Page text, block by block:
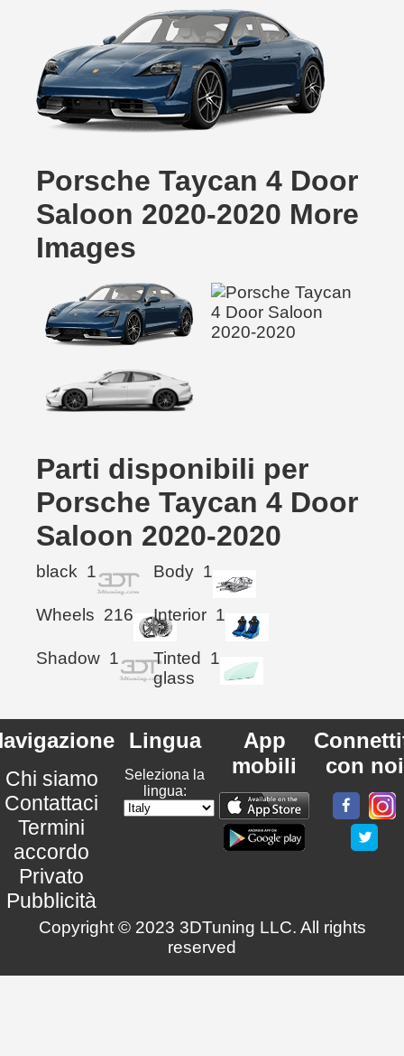
Porsche Taycan 4 Door
Saloon 2020-2020 More
Images
Parti disponibili per
Porsche Taycan 4 Door
Saloon 2020-2020
black 1 Body 1
Wheels 216 Interior 1
Shadow 1
Tinted
glass
1
Chi siamo
Contattaci
Termini
accordo
Privato
Pubblicità
Lingua
Seleziona la
lingua:
App
mobili
con noi
Copyright © 2023 3DTuning LLC. All rights
reserved